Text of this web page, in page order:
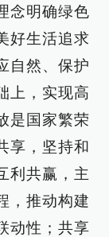
念明确绿色
好生活追求
自然、保护
上，实现高
是国家繁荣
享，坚持和
利共赢，主
，推动构建
动性；共享